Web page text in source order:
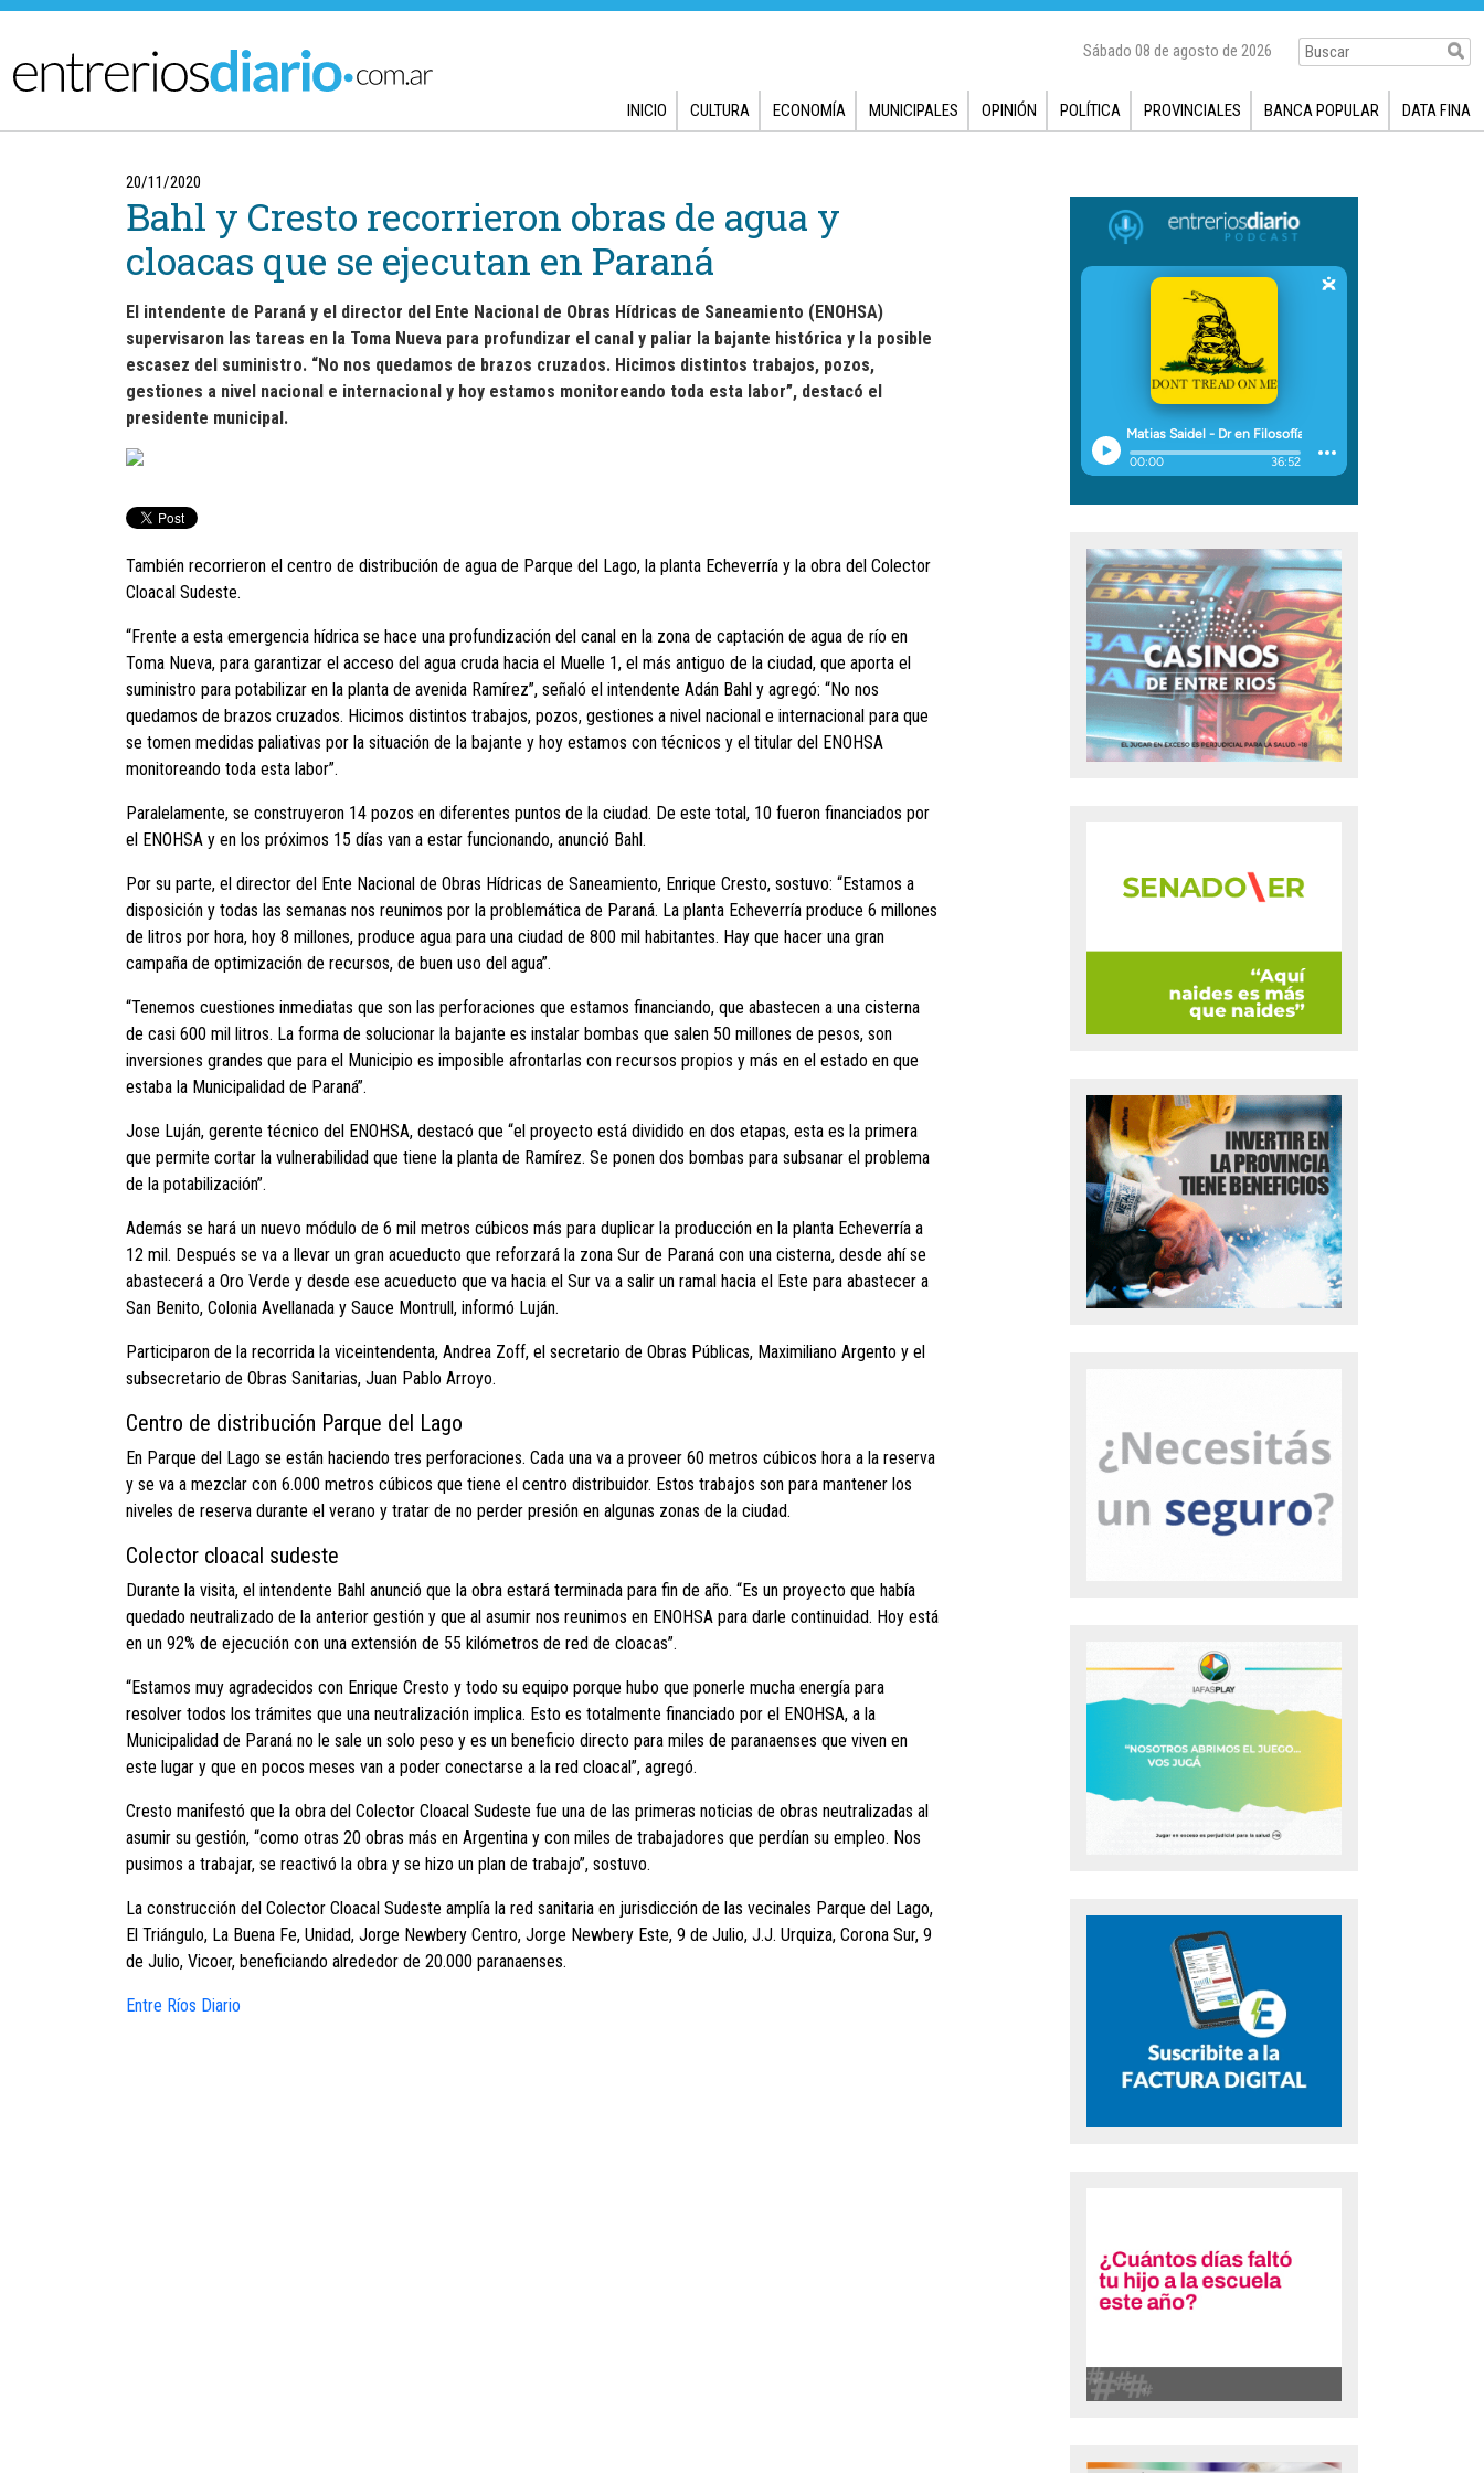
Ir al menú principal
Sábado 08 de agosto de 2026
INICIO CULTURA ECONOMÍA MUNICIPALES OPINIÓN POLÍTICA PROVINCIALES BANCA POPULAR DATA FINA
20/11/2020
Bahl y Cresto recorrieron obras de agua y
cloacas que se ejecutan en Paraná
El intendente de Paraná y el director del Ente Nacional de Obras Hídricas de Saneamiento (ENOHSA)
supervisaron las tareas en la Toma Nueva para profundizar el canal y paliar la bajante histórica y la posible
escasez del suministro. “No nos quedamos de brazos cruzados. Hicimos distintos trabajos, pozos,
gestiones a nivel nacional e internacional y hoy estamos monitoreando toda esta labor”, destacó el
presidente municipal.
También recorrieron el centro de distribución de agua de Parque del Lago, la planta Echeverría y la obra del Colector
Cloacal Sudeste.
“Frente a esta emergencia hídrica se hace una profundización del canal en la zona de captación de agua de río en
Toma Nueva, para garantizar el acceso del agua cruda hacia el Muelle 1, el más antiguo de la ciudad, que aporta el
suministro para potabilizar en la planta de avenida Ramírez”, señaló el intendente Adán Bahl y agregó: “No nos
quedamos de brazos cruzados. Hicimos distintos trabajos, pozos, gestiones a nivel nacional e internacional para que
se tomen medidas paliativas por la situación de la bajante y hoy estamos con técnicos y el titular del ENOHSA
monitoreando toda esta labor”.
Paralelamente, se construyeron 14 pozos en diferentes puntos de la ciudad. De este total, 10 fueron financiados por
el ENOHSA y en los próximos 15 días van a estar funcionando, anunció Bahl.
Por su parte, el director del Ente Nacional de Obras Hídricas de Saneamiento, Enrique Cresto, sostuvo: “Estamos a
disposición y todas las semanas nos reunimos por la problemática de Paraná. La planta Echeverría produce 6 millones
de litros por hora, hoy 8 millones, produce agua para una ciudad de 800 mil habitantes. Hay que hacer una gran
campaña de optimización de recursos, de buen uso del agua”.
“Tenemos cuestiones inmediatas que son las perforaciones que estamos financiando, que abastecen a una cisterna
de casi 600 mil litros. La forma de solucionar la bajante es instalar bombas que salen 50 millones de pesos, son
inversiones grandes que para el Municipio es imposible afrontarlas con recursos propios y más en el estado en que
estaba la Municipalidad de Paraná”.
Jose Luján, gerente técnico del ENOHSA, destacó que “el proyecto está dividido en dos etapas, esta es la primera
que permite cortar la vulnerabilidad que tiene la planta de Ramírez. Se ponen dos bombas para subsanar el problema
de la potabilización”.
Además se hará un nuevo módulo de 6 mil metros cúbicos más para duplicar la producción en la planta Echeverría a
12 mil. Después se va a llevar un gran acueducto que reforzará la zona Sur de Paraná con una cisterna, desde ahí se
abastecerá a Oro Verde y desde ese acueducto que va hacia el Sur va a salir un ramal hacia el Este para abastecer a
San Benito, Colonia Avellanada y Sauce Montrull, informó Luján.
Participaron de la recorrida la viceintendenta, Andrea Zoff, el secretario de Obras Públicas, Maximiliano Argento y el
subsecretario de Obras Sanitarias, Juan Pablo Arroyo.
Centro de distribución Parque del Lago
En Parque del Lago se están haciendo tres perforaciones. Cada una va a proveer 60 metros cúbicos hora a la reserva
y se va a mezclar con 6.000 metros cúbicos que tiene el centro distribuidor. Estos trabajos son para mantener los
niveles de reserva durante el verano y tratar de no perder presión en algunas zonas de la ciudad.
Colector cloacal sudeste
Durante la visita, el intendente Bahl anunció que la obra estará terminada para fin de año. “Es un proyecto que había
quedado neutralizado de la anterior gestión y que al asumir nos reunimos en ENOHSA para darle continuidad. Hoy está
en un 92% de ejecución con una extensión de 55 kilómetros de red de cloacas”.
“Estamos muy agradecidos con Enrique Cresto y todo su equipo porque hubo que ponerle mucha energía para
resolver todos los trámites que una neutralización implica. Esto es totalmente financiado por el ENOHSA, a la
Municipalidad de Paraná no le sale un solo peso y es un beneficio directo para miles de paranaenses que viven en
este lugar y que en pocos meses van a poder conectarse a la red cloacal”, agregó.
Cresto manifestó que la obra del Colector Cloacal Sudeste fue una de las primeras noticias de obras neutralizadas al
asumir su gestión, “como otras 20 obras más en Argentina y con miles de trabajadores que perdían su empleo. Nos
pusimos a trabajar, se reactivó la obra y se hizo un plan de trabajo”, sostuvo.
La construcción del Colector Cloacal Sudeste amplía la red sanitaria en jurisdicción de las vecinales Parque del Lago,
El Triángulo, La Buena Fe, Unidad, Jorge Newbery Centro, Jorge Newbery Este, 9 de Julio, J.J. Urquiza, Corona Sur, 9
de Julio, Vicoer, beneficiando alrededor de 20.000 paranaenses.
Entre Ríos Diario